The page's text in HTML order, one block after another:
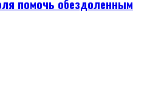
помочь обездоленным